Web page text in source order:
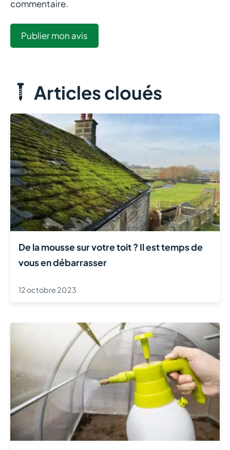
commentaire.
Articles cloués
De la mousse sur votre toit ? Il est temps de
vous en débarrasser
12 octobre 2023